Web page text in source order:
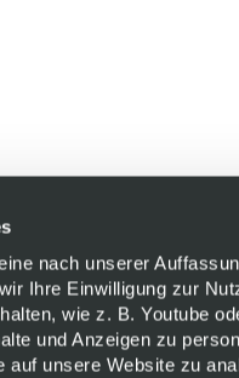
nach unserer
Ihre Einwilligung zur
wie z. B. Youtube
und Anzeigen zu
auf unsere Website zu